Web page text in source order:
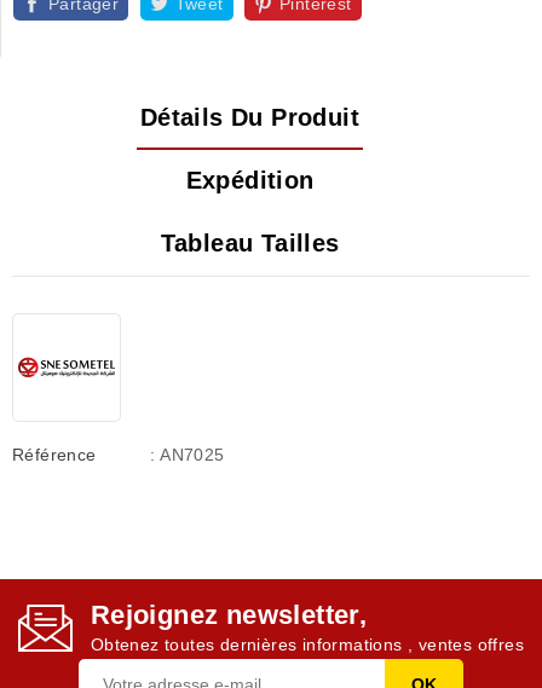
Détails Du Produit
Expédition
Tableau Tailles
Référence : AN7025
Rejoignez newsletter,
Obtenez toutes dernières informations , ventes offres